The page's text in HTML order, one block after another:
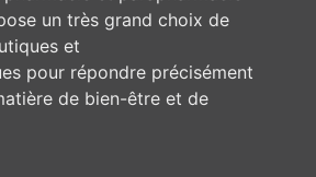
un très grand choix de
et
pour répondre précisément
de bien-être et de